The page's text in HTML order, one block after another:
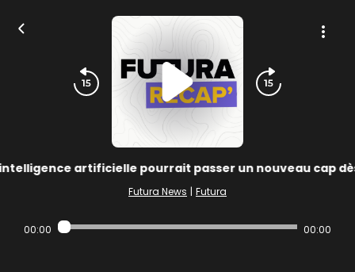
artificielle pourrait passer un nouveau cap
Futura News | Futura
00:00 00:00